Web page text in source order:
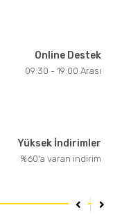
Online Destek
09:30 - 19:00 Arası
Yüksek İndirimler
%60'a varan indirim